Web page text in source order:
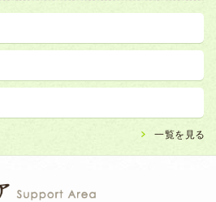
一覧を見る